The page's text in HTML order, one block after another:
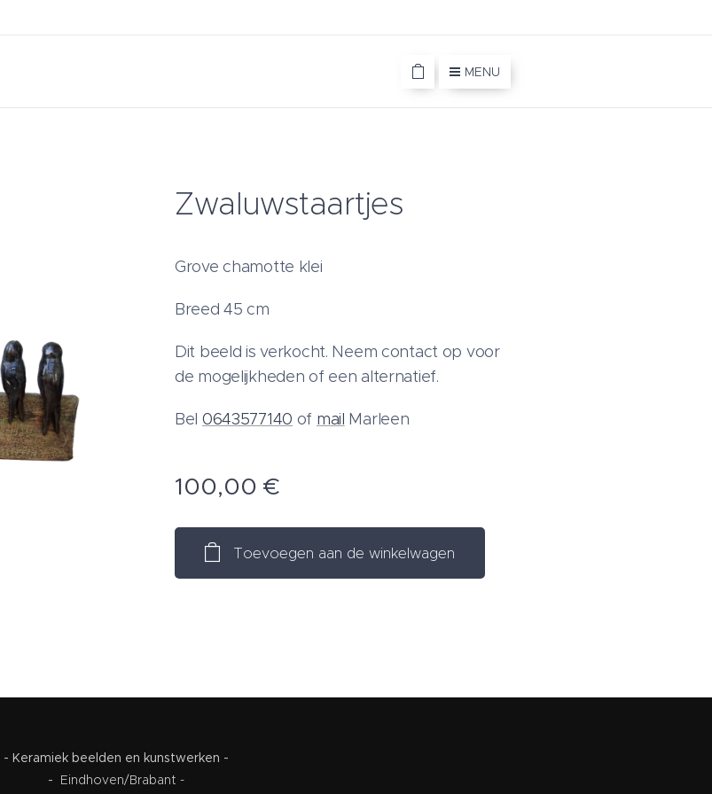
MENU
Zwaluwstaartjes
Grove chamotte klei
Breed 45 cm
Dit beeld is verkocht. Neem contact op voor
de mogelijkheden of een alternatief.
Bel 0643577140 of mail Marleen
100,00 €
Toevoegen aan de winkelwagen
- Keramiek beelden en kunstwerken -
- Eindhoven/Brabant -